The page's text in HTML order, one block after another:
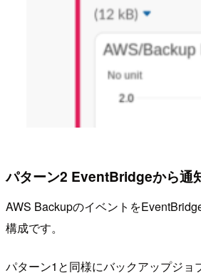
パターン2 EventBridgeから通
AWS Backupのイベントを
構成です。
パターン1と同様にバックアップジョ